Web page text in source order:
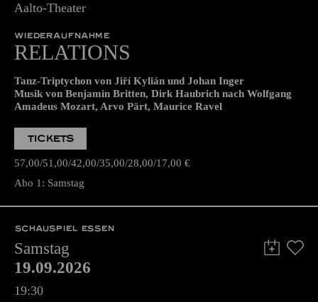
Aalto-Theater
WIEDERAUFNAHME
RELATIONS
Tanz-Triptychon von Jiří Kylián und Johan Inger
Musik von Benjamin Britten, Dirk Haubrich nach Wolfgang
Amadeus Mozart, Arvo Pärt, Maurice Ravel
TICKETS
57,00 51,00 42,00 35,00 28,00 17,00 €
Abo 1: Samstag
SCHAUSPIEL ESSEN
Samstag
19.09.2026
19:30